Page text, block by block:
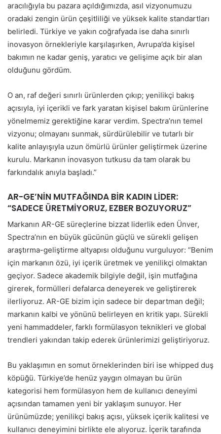
aracılığıyla bu pazara açıldığımızda, asıl vizyonumuzu
oradaki zengin ürün çeşitliliği ve yüksek kalite standartları
belirledi. Türkiye ve yakın coğrafyada ise daha sınırlı
inovasyon örnekleriyle karşılaşırken, Avrupa’da kişisel
bakımın ne kadar geniş, yaratıcı ve gelişime açık bir alan
olduğunu gördüm.
O an, raf değeri sınırlı ürünlerden çıkıp; yenilikçi bakış
açısıyla, iyi içerikli ve fark yaratan kişisel bakım ürünlerine
yönelmemiz gerektiğine karar verdim. Spectra’nın temel
vizyonu; olmayanı sunmak, sürdürülebilir ve tutarlı bir
kalite anlayışıyla uzun ömürlü ürünler geliştirmek üzerine
kurulu. Markanın inovasyon tutkusu da tam olarak bu
farkındalık anıyla başladı.”
AR-GE’NİN MUTFAĞINDA BİR KADIN LİDER:
“SADECE ÜRETMİYORUZ, EZBER BOZUYORUZ”
Markanın AR-GE süreçlerine bizzat liderlik eden Ünver,
Spectra’nın en büyük gücünün güçlü ve sürekli gelişen
araştırma-geliştirme altyapısı olduğunu vurguluyor: “Benim
için markanın özü, iyi içerik üretmek ve yenilikçi olmaktan
geçiyor. Sadece akademik bilgiyle değil, işin mutfağına
girerek, formülleri defalarca deneyerek ve geliştirerek
ilerliyoruz. AR-GE bizim için sadece bir departman değil;
markanın kalbi ve yönünü belirleyen en kritik yapı. Sürekli
yeni hammaddeler, farklı formülasyon teknikleri ve global
trendleri yakından takip ederek ürünlerimizi geliştiriyoruz.
Bu yaklaşımın en somut örneklerinden biri ise whipped duş
köpüğü. Türkiye’de henüz yaygın olmayan bu ürün
kategorisi hem formülasyon hem de kullanıcı deneyimi
açısından tamamen yeni bir yaklaşım sunuyor. Her
ürünümüzde; yenilikçi bakış açısı, yüksek içerik kalitesi ve
kullanıcı deneyimini birlikte ele alıyoruz. İçerik tarafında